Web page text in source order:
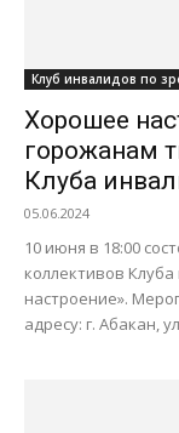
Клуб инвалидов по
Хорошее
горожанам
Клуба
05.06.2024
10 июня в 18:00
коллективов
настроение».
адресу: г. Абакан,